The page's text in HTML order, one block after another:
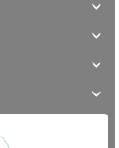



